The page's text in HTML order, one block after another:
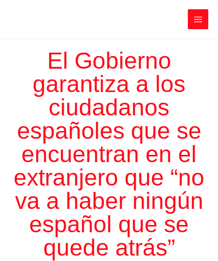
Main
El Gobierno
garantiza a los
ciudadanos
españoles que se
encuentran en el
extranjero que “no
va a haber ningún
español que se
quede atrás”